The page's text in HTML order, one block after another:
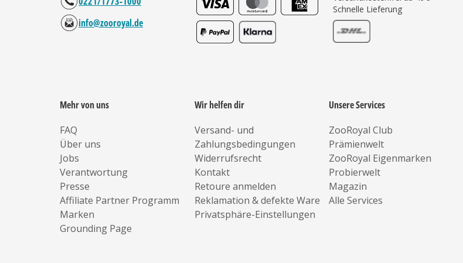
info@zooroyal.de
Schnelle Lieferung
Mehr von uns
FAQ
Über uns
Jobs
Verantwortung
Presse
Affiliate Partner Programm
Marken
Grounding Page
Wir helfen dir
Versand- und
Zahlungsbedingungen
Widerrufsrecht
Kontakt
Retoure anmelden
Reklamation & defekte Ware
Privatsphäre-Einstellungen
Unsere Services
ZooRoyal Club
Prämienwelt
ZooRoyal Eigenmarken
Probierwelt
Magazin
Alle Services